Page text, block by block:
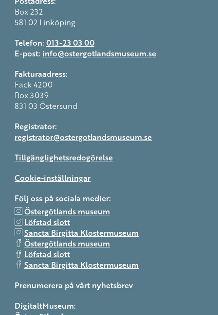
Box 232
581 02 Linköping
Telefon: 013-23 03 00
E-post: info@ostergotlandsmuseum.se
Fakturaadress:
Fack 4200
Box 3039
831 03 Östersund
Registrator:
registrator@ostergotlandsmuseum.se
Tillgänglighetsredogörelse
Cookie-inställningar
Följ oss på sociala medier:
Östergötlands museum
Löfstad slott
Sancta Birgitta Klostermuseum
Östergötlands museum
Löfstad slott
Sancta Birgitta Klostermuseum
Prenumerera på vårt nyhetsbrev
DigitaltMuseum: